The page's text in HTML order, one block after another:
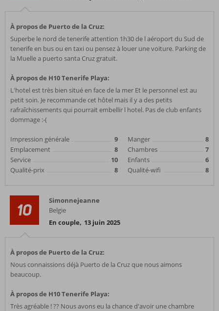
À propos de Puerto de la Cruz:
Superbe le nord de tenerife attention 1h30 de l aéroport du Sud de
tenerife en bus ou en taxi ou pensez à louer une voiture. Parking de
la Muelle a puerto santa Cruz gratuit.
À propos de H10 Tenerife Playa:
L'hotel est très bien situé en face de la mer Et le personnel est au
petit soin. Je recommande cet hôtel mais il y a des petits
rafraîchissements qui pourrait embellir l hotel. Pas de club enfants
dommage :-(
Impression générale
9
Emplacement
8
Service
10
Qualité-prix
8
Manger
8
Chambres
7
Enfants
6
Qualité-wifi
8
10
Simonnejeanne
Belgie
En couple, 13 juin 2025
À propos de Puerto de la Cruz:
Nous connaissions déjà Puerto de la Cruz que nous aimons
beaucoup.
À propos de H10 Tenerife Playa:
Très agréable ! ?? Nous avons eu la chance d'avoir une chambre